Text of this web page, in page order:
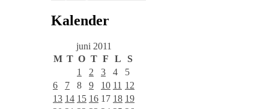
kategori
Kalender
juni 2011
M T O T F L
S
1
2 3 4
5
6
7 8 9 10 11 12
13 14 15 16 17 18 19